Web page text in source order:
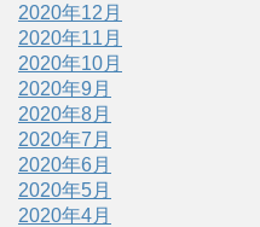
2020年12月
2020年11月
2020年10月
2020年9月
2020年8月
2020年7月
2020年6月
2020年5月
2020年4月